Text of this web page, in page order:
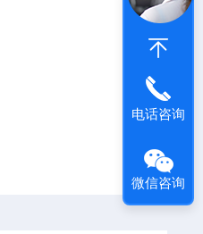
电话咨询
微信咨询